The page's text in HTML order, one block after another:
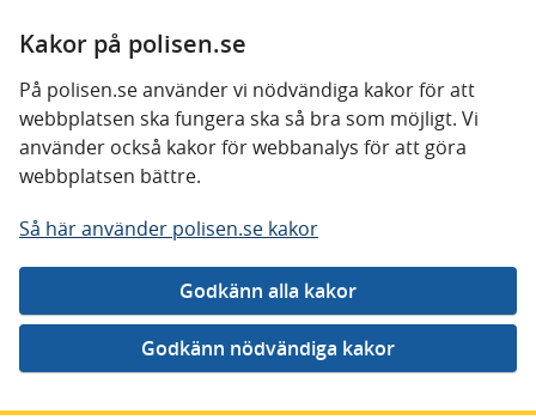
Kakor på polisen.se
På polisen.se använder vi nödvändiga kakor för att
webbplatsen ska fungera ska så bra som möjligt. Vi
använder också kakor för webbanalys för att göra
webbplatsen bättre.
Så här använder polisen.se kakor